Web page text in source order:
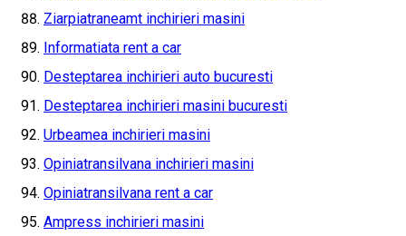
Ziarpiatraneamt inchirieri masini
Informatiata rent a car
Desteptarea inchirieri auto bucuresti
Desteptarea inchirieri masini bucuresti
Urbeamea inchirieri masini
Opiniatransilvana inchirieri masini
Opiniatransilvana rent a car
Ampress inchirieri masini